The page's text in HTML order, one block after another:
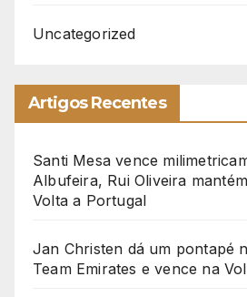
Uncategorized
Artigos Recentes
Santi Mesa vence
Albufeira, Rui Oliveira
Volta a Portugal
Jan Christen dá um pontapé
Team Emirates e vence na